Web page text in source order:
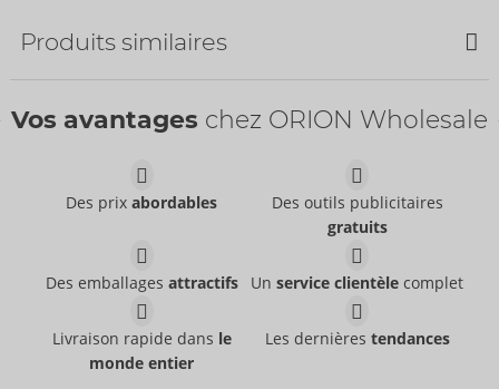
- ORION Brand
26451491021
Cottelli BONDAGE
22216593021
89,95 €
Produits similaires
Set
Vos avantages chez ORION Wholesale
Des prixabordables
Des outils publicitaires
gratuits
Des emballages attractifs Unservice clientèle complet
Livraison rapide dans le
monde entier
Les dernières tendances